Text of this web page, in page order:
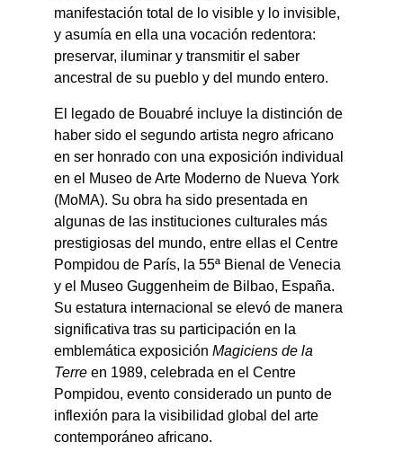
manifestación total de lo visible y lo invisible,
y asumía en ella una vocación redentora:
preservar, iluminar y transmitir el saber
ancestral de su pueblo y del mundo entero.
El legado de Bouabré incluye la distinción de
haber sido el segundo artista negro africano
en ser honrado con una exposición individual
en el Museo de Arte Moderno de Nueva York
(MoMA). Su obra ha sido presentada en
algunas de las instituciones culturales más
prestigiosas del mundo, entre ellas el Centre
Pompidou de París, la 55ª Bienal de Venecia
y el Museo Guggenheim de Bilbao, España.
Su estatura internacional se elevó de manera
significativa tras su participación en la
emblemática exposición Magiciens de la
Terre en 1989, celebrada en el Centre
Pompidou, evento considerado un punto de
inflexión para la visibilidad global del arte
contemporáneo africano.